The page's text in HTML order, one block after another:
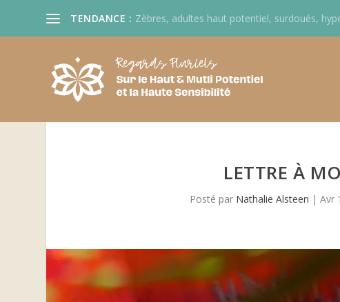
TENDANCE : Zèbres, adultes haut potentiel, surdoués,
LETTRE À
Posté par Nathalie Alsteen | Avr